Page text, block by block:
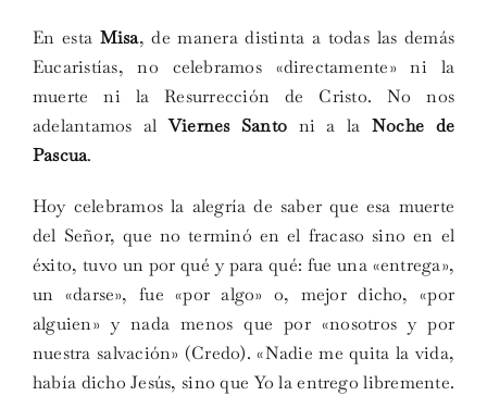
En esta Misa, de manera distinta a todas las demás
Eucaristías, no celebramos «directamente» ni la
muerte ni la Resurrección de Cristo. No nos
adelantamos alViernes Santo ni a la Noche de
Pascua.
Hoy celebramos la alegría de saber que esa muerte
del Señor, que no terminó en el fracaso sino en el
éxito, tuvo un por qué y para qué: fue una «entrega»,
un «darse», fue «por algo» o, mejor dicho, «por
alguien» y nada menos que por «nosotros y por
nuestra salvación» (Credo). «Nadie me quita la vida,
había dicho Jesús, sino que Yo la entrego libremente.